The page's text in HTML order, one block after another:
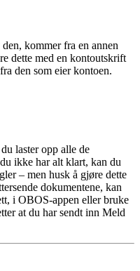
kommer fra en annen
dette med en kontoutskrift
den som eier kontoen.
laster opp alle de
ikke har alt klart, kan du
– men husk å gjøre dette
dokumentene, kan
i OBOS-appen eller bruke
at du har sendt inn Meld